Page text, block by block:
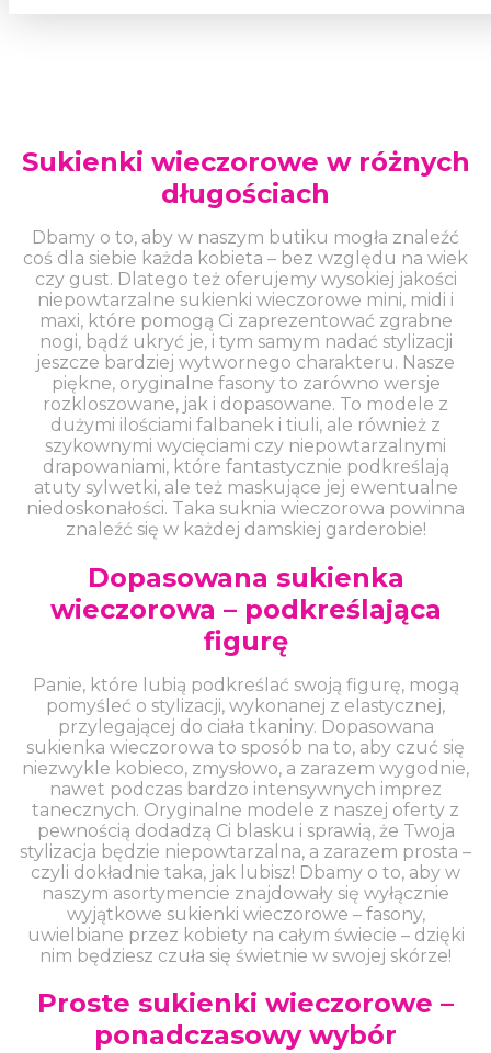
Sukienki wieczorowe w różnych
długościach
Dbamy o to, aby w naszym butiku mogła znaleźć
coś dla siebie każda kobieta – bez względu na wiek
czy gust. Dlatego też oferujemy wysokiej jakości
niepowtarzalne sukienki wieczorowe mini, midi i
maxi, które pomogą Ci zaprezentować zgrabne
nogi, bądź ukryć je, i tym samym nadać stylizacji
jeszcze bardziej wytwornego charakteru. Nasze
piękne, oryginalne fasony to zarówno wersje
rozkloszowane, jak i dopasowane. To modele z
dużymi ilościami falbanek i tiuli, ale również z
szykownymi wycięciami czy niepowtarzalnymi
drapowaniami, które fantastycznie podkreślają
atuty sylwetki, ale też maskujące jej ewentualne
niedoskonałości. Taka suknia wieczorowa powinna
znaleźć się w każdej damskiej garderobie!
Dopasowana sukienka
wieczorowa – podkreślająca
figurę
Panie, które lubią podkreślać swoją figurę, mogą
pomyśleć o stylizacji, wykonanej z elastycznej,
przylegającej do ciała tkaniny. Dopasowana
sukienka wieczorowa to sposób na to, aby czuć się
niezwykle kobieco, zmysłowo, a zarazem wygodnie,
nawet podczas bardzo intensywnych imprez
tanecznych. Oryginalne modele z naszej oferty z
pewnością dodadzą Ci blasku i sprawią, że Twoja
stylizacja będzie niepowtarzalna, a zarazem prosta –
czyli dokładnie taka, jak lubisz! Dbamy o to, aby w
naszym asortymencie znajdowały się wyłącznie
wyjątkowe sukienki wieczorowe – fasony,
uwielbiane przez kobiety na całym świecie – dzięki
nim będziesz czuła się świetnie w swojej skórze!
Proste sukienki wieczorowe –
ponadczasowy wybór